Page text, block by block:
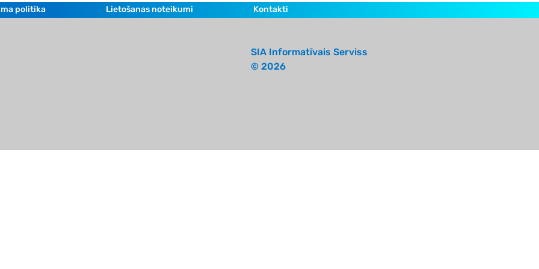
politika Lietošanas noteikumi Kontakti
SIA Informatīvais Serviss
© 2026